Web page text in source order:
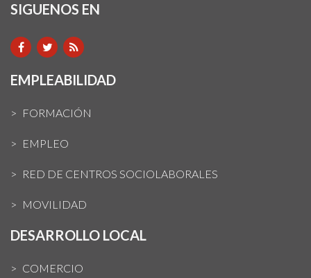
SIGUENOS EN
EMPLEABILIDAD
FORMACIÓN
EMPLEO
RED DE CENTROS SOCIOLABORALES
MOVILIDAD
DESARROLLO LOCAL
COMERCIO